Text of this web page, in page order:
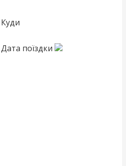
Куди
Дата поїздки